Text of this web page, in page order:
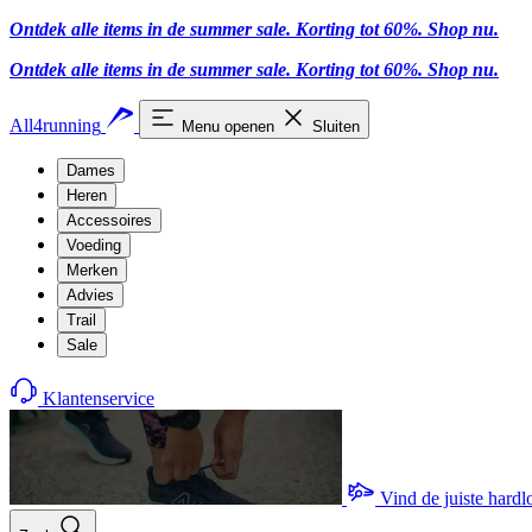
Ontdek alle items in de summer sale. Korting tot 60%. Shop nu.
Ontdek alle items in de summer sale. Korting tot 60%. Shop nu.
All4running Menu openen Sluiten
Dames
Heren
Accessoires
Voeding
Merken
Advies
Trail
Sale
Klantenservice
Vind de juiste